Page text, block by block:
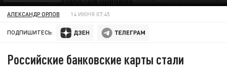
АЛЕКСАНДР ОРЛОВ 14 ИЮНЯ 07:45
ПОДПИШИТЕСЬ:
Российские банковские карты стали